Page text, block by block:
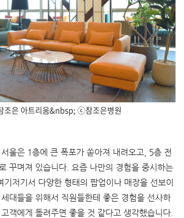
조은 아트리움&nbsp; ⓒ참조은병원
울은 1층에 큰 폭포가 쏟아져 내려오고, 5층 전
꾸며져 있습니다. 요즘 나만의 경험을 중시하는
저기서 다양한 형태의 팝업이나 매장을 선보이
대들을 위해서 직원들한테 좋은 경험을 선사하
객에게 돌려주면 좋을 것 같다고 생각했습니다.